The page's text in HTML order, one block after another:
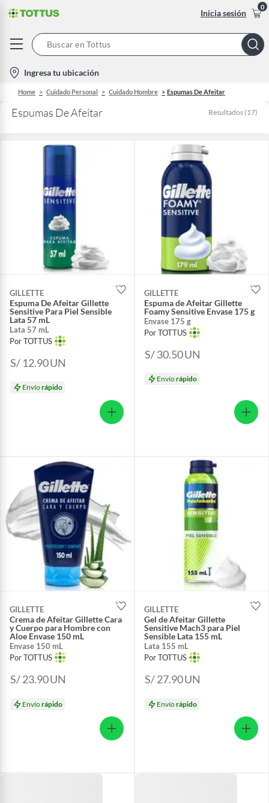
Inicia sesión
0
Bar
location-
icon
Ingresa tu ubicación
Home Cuidado Personal Cuidado Hombre Espumas De Afeitar
Espumas De Afeitar Resultados (17)
GILLETTE
Espuma De Afeitar Gillette
Sensitive Para Piel Sensible
Lata 57 mL
Lata 57 mL
Por TOTTUS
S/ 12.90UN
Envíorápido
GILLETTE
Espuma de Afeitar Gillette
Foamy Sensitive Envase 175 g
Envase 175 g
Por TOTTUS
S/ 30.50UN
Envíorápido
GILLETTE
Crema de Afeitar Gillette Cara
y Cuerpo para Hombre con
Aloe Envase 150 mL
Envase 150 mL
Por TOTTUS
S/ 23.90UN
Envíorápido
GILLETTE
Gel de Afeitar Gillette
Sensitive Mach3 para Piel
Sensible Lata 155 mL
Lata 155 mL
Por TOTTUS
S/ 27.90UN
Envíorápido